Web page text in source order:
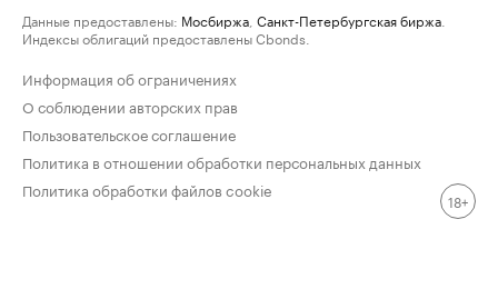
Данные предоставлены: Мосбиржа Санкт-Петербургская биржа
Индексы облигаций предоставлены Cbonds.
Информация об ограничениях
О соблюдении авторских прав
Пользовательское соглашение
Политика в отношении обработки персональных данных
Политика обработки файлов cookie
18+